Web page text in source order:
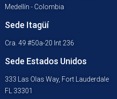
Medellín - Colombia
Sede Itagüí
Cra. 49 #50a-20 Int 236
Sede Estados Unidos
333 Las Olas Way, Fort Lauderdale
FL 33301